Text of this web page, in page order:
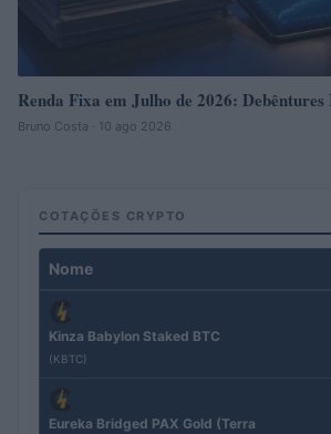
Renda Fixa em Julho de 2026:
Bruno Costa · 10 ago 2026
COTAÇÕES CRYPTO
Nome
Kinza Babylon Staked BTC
(KBTC)
Eureka Bridged PAX Gold (Terra